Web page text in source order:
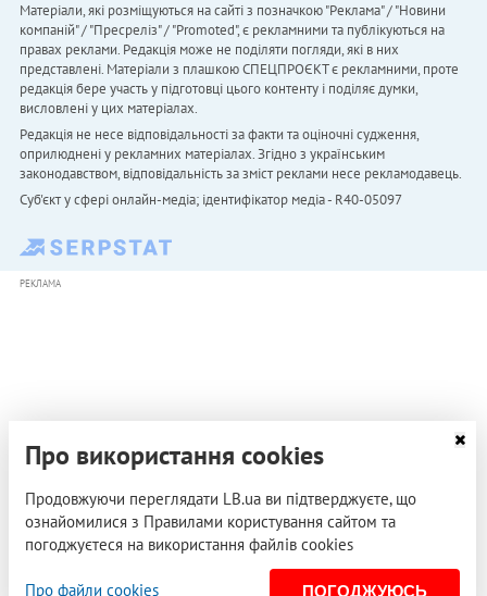
Матеріали, які розміщуються на сайті з позначкою "Реклама" / "Новини
компаній" / "Пресреліз" / "Promoted", є рекламними та публікуються на
правах реклами. Редакція може не поділяти погляди, які в них
представлені. Матеріали з плашкою СПЕЦПРОЄКТ є рекламними, проте
редакція бере участь у підготовці цього контенту і поділяє думки,
висловлені у цих матеріалах.
Редакція не несе відповідальності за факти та оціночні судження,
оприлюднені у рекламних матеріалах. Згідно з українським
законодавством, відповідальність за зміст реклами несе рекламодавець.
Cуб'єкт у сфері онлайн-медіа; ідентифікатор медіа - R40-05097
РЕКЛАМА
Про використання cookies
Продовжуючи переглядати LB.ua ви підтверджуєте, що
ознайомилися з Правилами користування сайтом та
погоджуєтеся на використання файлів cookies
Про файли cookies ПОГОДЖУЮСЬ